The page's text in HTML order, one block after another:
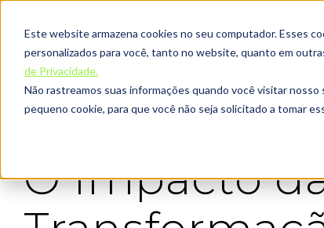
Este website armazena cookies no seu computador. Esses
personalizados para você, tanto no website, quanto em
de Privacidade.
Não rastreamos suas informações quando você visitar
pequeno cookie, para que você não seja solicitado a tomar
O Impacto